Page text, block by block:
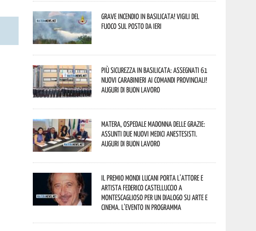
Grave incendio in Basilicata! Vigili del
fuoco sul posto da ieri
Più sicurezza in Basilicata: assegnati 61
nuovi Carabinieri ai Comandi provinciali!
Auguri di buon lavoro
Matera, Ospedale Madonna delle Grazie:
assunti due nuovi medici anestesisti.
Auguri di buon lavoro
Il Premio Mondi Lucani porta l’attore e
artista Federico Castelluccio a
Montescaglioso per un dialogo su arte e
cinema. L’evento in programma